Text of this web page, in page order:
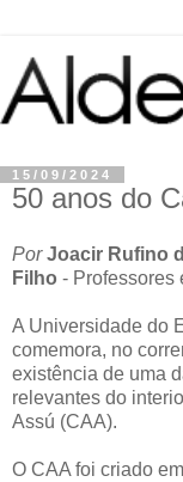
15/09/2024
50 anos do
Por Joacir Rufino
Filho - Professores
A Universidade do
comemora, no
existência de uma
relevantes do
Assú (CAA).
O CAA foi criado